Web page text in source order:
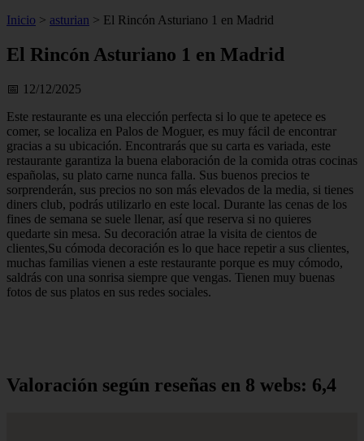
Inicio > asturian > El Rincón Asturiano 1 en Madrid
El Rincón Asturiano 1 en Madrid
📅 12/12/2025
Este restaurante es una elección perfecta si lo que te apetece es
comer, se localiza en Palos de Moguer, es muy fácil de encontrar
gracias a su ubicación. Encontrarás que su carta es variada, este
restaurante garantiza la buena elaboración de la comida otras cocinas
españolas, su plato carne nunca falla. Sus buenos precios te
sorprenderán, sus precios no son más elevados de la media, si tienes
diners club, podrás utilizarlo en este local. Durante las cenas de los
fines de semana se suele llenar, así que reserva si no quieres
quedarte sin mesa. Su decoración atrae la visita de cientos de
clientes,Su cómoda decoración es lo que hace repetir a sus clientes,
muchas familias vienen a este restaurante porque es muy cómodo,
saldrás con una sonrisa siempre que vengas. Tienen muy buenas
fotos de sus platos en sus redes sociales.
Valoración según reseñas en 8 webs: 6,4